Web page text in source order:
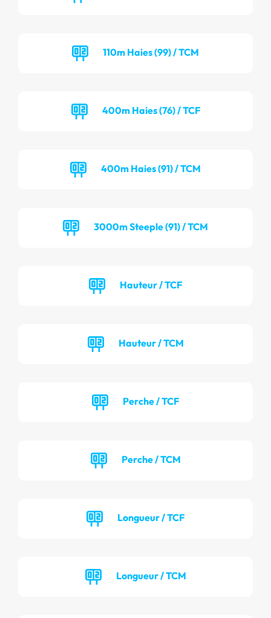
110m Haies (99) / TCM
400m Haies (76) / TCF
400m Haies (91) / TCM
3000m Steeple (91) / TCM
Hauteur / TCF
Hauteur / TCM
Perche / TCF
Perche / TCM
Longueur / TCF
Longueur / TCM